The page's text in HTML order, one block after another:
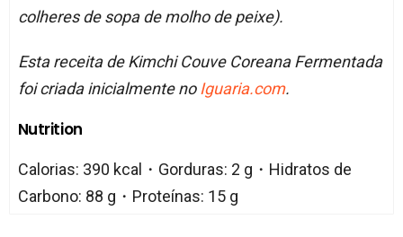
colheres de sopa de molho de peixe).
Esta receita de Kimchi Couve Coreana Fermentada
foi criada inicialmente no Iguaria.com.
Nutrition
Calorias: 390 kcal・Gorduras: 2 g・Hidratos de
Carbono: 88 g・Proteínas: 15 g